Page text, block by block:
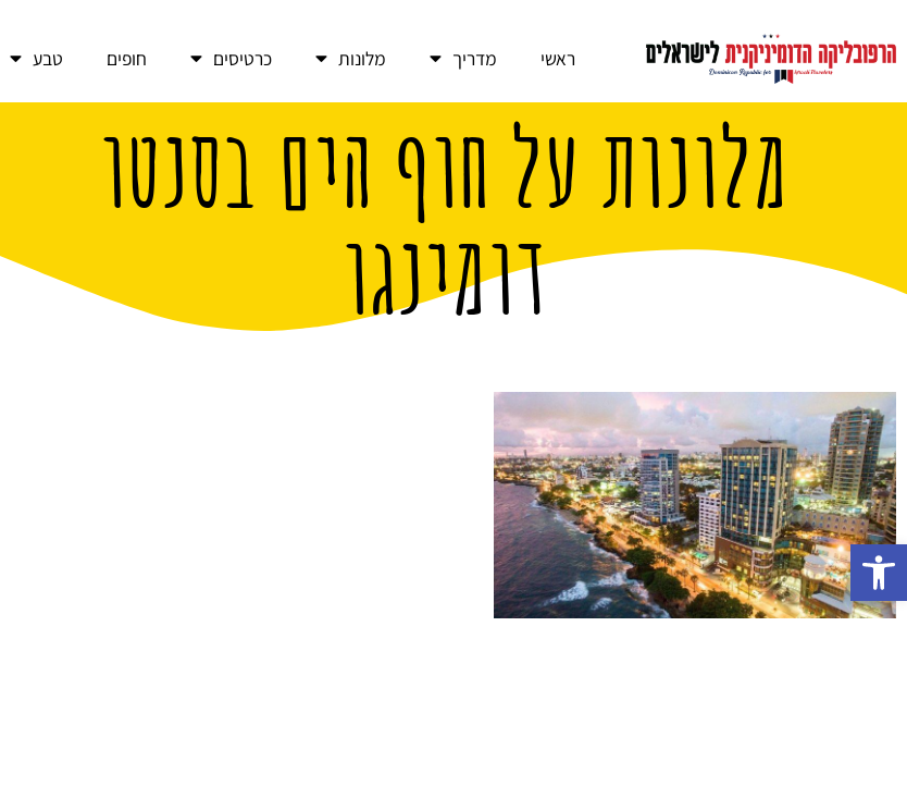
ראשי מדריך מלונות כרטיסים חופים טבע
מלונות על חוף הים בסנטו
דומינגו
פתח סרגל נגישות